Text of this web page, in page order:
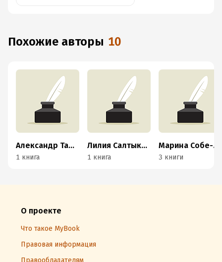
Похожие авторы 10
Александр Тамбиев
1 книга
Лилия Салтыкова
1 книга
Марина Собе-Панек
3 книги
О проекте
Что такое MyBook
Правовая информация
Правообладателям